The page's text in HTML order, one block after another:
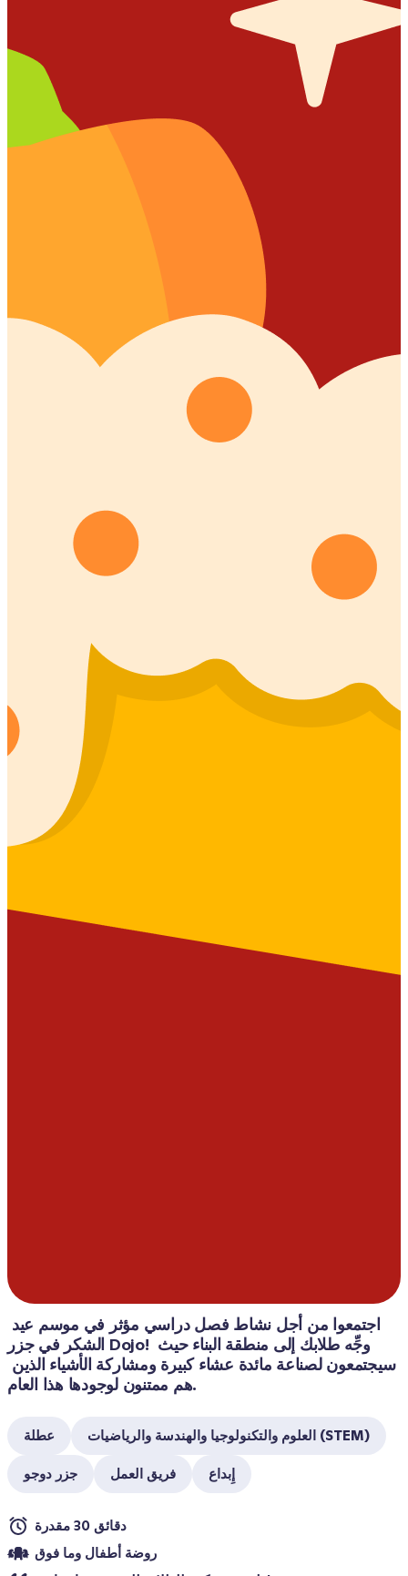
الشكر في جزر Dojo! وجِّه طلابك إلى منطقة البناء حيث
هم ممتنون لوجودها هذا العام.
عطلة العلوم والتكنولوجيا والهندسة والرياضيات (STEM)
جزر دوجو فريق العمل إِبداع
دقائق 30 مقدرة
روضة أطفال وما فوق